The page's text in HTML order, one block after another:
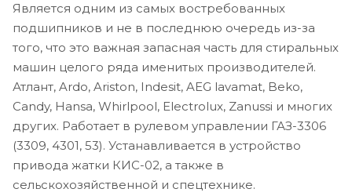
Является одним из самых востребованных
подшипников и не в последнюю очередь из-за
того, что это важная запасная часть для стиральных
машин целого ряда именитых производителей.
Атлант, Ardo, Ariston, Indesit, AEG lavamat, Beko,
Candy, Hansa, Whirlpool, Electrolux, Zanussi и многих
других. Работает в рулевом управлении ГАЗ-3306
(3309, 4301, 53). Устанавливается в устройство
привода жатки КИС-02, а также в
сельскохозяйственной и спецтехнике.